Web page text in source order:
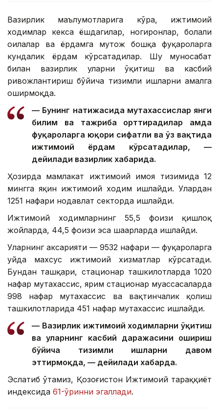
Вазирлик маълумотларига кўра, ижтимоий
ходимлар кекса ёшдагилар, ногиронлар, болали
оилалар ва ёрдамга муҳтож бошқа фуқароларга
кундалик ёрдам кўрсатадилар. Шу муносабат
билан вазирлик уларни ўқитиш ва касбий
ривожлантириш бўйича тизимли ишларни амалга
оширмоқда.
— Бунинг натижасида мутахассислар янги
билим ва тажриба орттирадилар ҳамда
фуқароларга юқори сифатли ва ўз вақтида
ижтимоий ёрдам кўрсатадилар, —
дейилади вазирлик хабарида.
Ҳозирда мамлакат ижтимоий ҳимоя тизимида 12
мингга яқин ижтимоий ходим ишлайди. Улардан
1251 нафари нодавлат секторда ишлайди.
Ижтимоий ходимларнинг 55,5 фоизи қишлоқ
жойларда, 44,5 фоизи эса шаҳарларда ишлайди.
Уларнинг аксарияти — 9532 нафари — фуқароларга
уйда махсус ижтимоий хизматлар кўрсатади.
Бундан ташқари, стационар ташкилотларда 1020
нафар мутахассис, ярим стационар муассасаларда
998 нафар мутахассис ва вақтинчалик қолиш
ташкилотларида 451 нафар мутахассис ишлайди.
— Вазирлик ижтимоий ходимларни ўқитиш
ва уларнинг касбий даражасини ошириш
бўйича тизимли ишларни давом
эттирмоқда, — дейилади хабарда.
Эслатиб ўтамиз, Қозоғистон Ижтимоий тараққиёт
индексида 61-ўринни эгаллади.